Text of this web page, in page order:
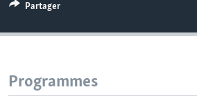
Partager
Programmes